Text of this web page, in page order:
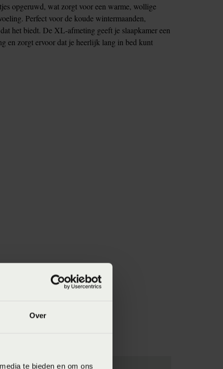
Over
te bieden en om ons
opgeruwd, wat zorgt voor een warme, wollige
Perfect voor de koude wintermaanden,
het biedt. De XL-afmeting geeft je slaapkamer een
en zorgt ervoor dat je heerlijk lang in bed kunt